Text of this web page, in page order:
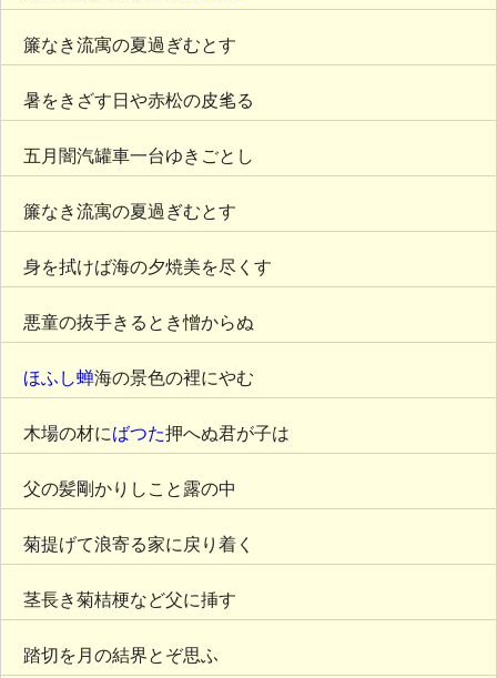
簾なき流寓の夏過ぎむとす
暑をきざす日や赤松の皮毟る
五月闇汽罐車一台ゆきごとし
簾なき流寓の夏過ぎむとす
身を拭けば海の夕焼美を尽くす
悪童の抜手きるとき憎からぬ
ほふし蝉海の景色の裡にやむ
木場の材にばつた押へぬ君が子は
父の髪剛かりしこと露の中
菊提げて浪寄る家に戻り着く
茎長き菊桔梗など父に挿す
踏切を月の結界とぞ思ふ